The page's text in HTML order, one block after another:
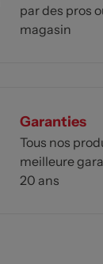
par des pros
magasin
Garanties
Tous nos
meilleure
20 ans